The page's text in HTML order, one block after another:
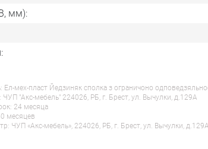
мм):
Ел-мех-пласт Йедзиняк сполка з ограничоно
"Акс-мебель" 224026, РБ, г. Брест, ул. Вычулки, д.129А
24 месяца
месяцев
ЧУП «Акс-мебель», 224026, РБ, г. Брест, ул. Вычулки,